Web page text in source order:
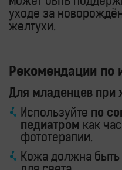
уходе за
желтухи.
Рекомендации по
Для младенцев при
Используйте по
педиатром как
фототерапии.
Кожа должна быть